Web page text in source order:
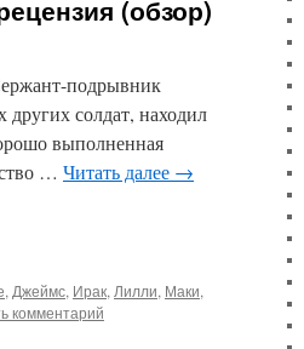
(обзор)
подрывник
солдат, находил
выполненная
… Читать далее →
, Джеймс, Ирак, Лилли, Маки,
комментарий